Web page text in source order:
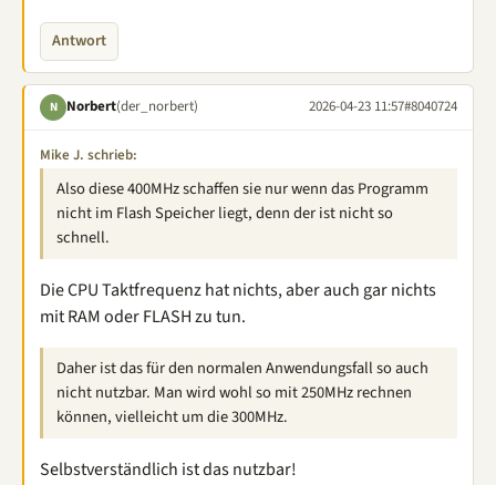
Antwort
N Norbert(der_norbert) 2026-04-23 11:57#8040724
Mike J. schrieb:
Also diese 400MHz schaffen sie nur wenn das Programm
nicht im Flash Speicher liegt, denn der ist nicht so
schnell.
Die CPU Taktfrequenz hat nichts, aber auch gar nichts
mit RAM oder FLASH zu tun.
Daher ist das für den normalen Anwendungsfall so auch
nicht nutzbar. Man wird wohl so mit 250MHz rechnen
können, vielleicht um die 300MHz.
Selbstverständlich ist das nutzbar!